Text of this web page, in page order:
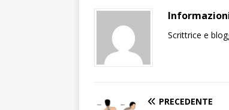
Scrittrice e
PRECEDENTE